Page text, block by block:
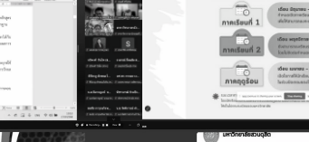
สนุนด้านวิชาการ